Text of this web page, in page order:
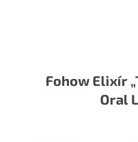
Fohow Elixír
Oral